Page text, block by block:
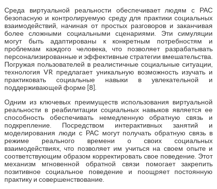
Среда виртуальной реальности обеспечивает людям с РАС
безопасную и контролируемую среду для практики социальных
взаимодействий, начиная от простых разговоров и заканчивая
более сложными социальными сценариями. Эти симуляции
могут быть адаптированы к конкретным потребностям и
проблемам каждого человека, что позволяет разрабатывать
персонализированные и эффективные стратегии вмешательства.
Погружая пользователей в реалистичные социальные ситуации,
технология VR предлагает уникальную возможность изучать и
практиковать социальные навыки в увлекательной и
поддерживающей форме [8].
Одним из ключевых преимуществ использования виртуальной
реальности в реабилитации социальных навыков является ее
способность обеспечивать немедленную обратную связь и
подкрепление. Посредством интерактивных занятий и
моделирования люди с РАС могут получать обратную связь в
режиме реального времени о своих социальных
взаимодействиях, что позволяет им учиться на своем опыте и
соответствующим образом корректировать свое поведение. Этот
механизм мгновенной обратной связи помогает закрепить
позитивное социальное поведение и поощряет постоянную
практику и совершенствование.